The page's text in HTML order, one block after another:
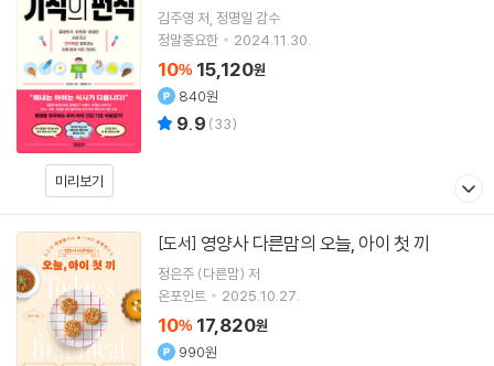
미리보기
김주영 저 정명일 감수
정말중요한
2024.11.30.
10% 15,120원
840원
9.9 (33)
[도서] 영양사 다른맘의 오늘, 아이 첫 끼
정은주 (다른맘) 저
온포인트
2025.10.27.
10% 17,820원
990원